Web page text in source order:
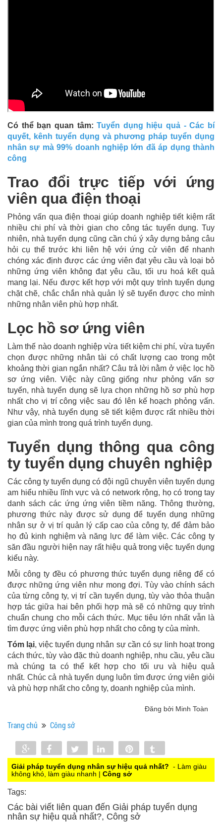
Có thể bạn quan tâm:Tuyển dụng hiệu quả - Các bí
quyết, kênh tuyển dụng và phương pháp tuyển dụng
nhân sự mà 99% doanh nghiệp lớn đã áp dụng thành
công
Trao đổi trực tiếp với ứng
viên qua điện thoại
Phỏng vấn qua điện thoại giúp doanh nghiệp tiết kiệm rất
nhiều chi phí và thời gian cho công tác tuyển dụng. Tuy
nhiên, nhà tuyển dụng cũng cần chú ý xây dựng bảng câu
hỏi cụ thể trước khi liên hệ với ứng cử viên để nhanh
chóng xác định được các ứng viên đạt yêu cầu và loại bỏ
những ứng viên không đạt yêu cầu, tối ưu hoá kết quả
mang lại. Nếu được kết hợp với một quy trình tuyển dụng
chặt chẽ, chắc chắn nhà quản lý sẽ tuyển được cho mình
những nhân viên phù hợp nhất.
Lọc hồ sơ ứng viên
Làm thế nào doanh nghiệp vừa tiết kiệm chi phí, vừa tuyển
chọn được những nhân tài có chất lượng cao trong một
khoảng thời gian ngắn nhất? Câu trả lời nằm ở việc lọc hồ
sơ ứng viên. Việc này cũng giống như phỏng vấn sơ
tuyển, nhà tuyển dụng sẽ lựa chọn những hồ sơ phù hợp
nhất cho vị trí công việc sau đó lên kế hoạch phỏng vấn.
Như vậy, nhà tuyển dụng sẽ tiết kiệm được rất nhiều thời
gian của mình trong quá trình tuyển dụng.
Tuyển dụng thông qua công
ty tuyển dụng chuyên nghiệp
Các công ty tuyển dụng có đội ngũ chuyên viên tuyển dụng
am hiểu nhiều lĩnh vực và có network rộng, họ có trong tay
danh sách các ứng ứng viên tiềm năng. Thông thường,
phương thức này được sử dụng để tuyển dụng những
nhân sự ở vị trí quản lý cấp cao của công ty, để đảm bảo
họ đủ kinh nghiệm và năng lực để làm việc. Các công ty
săn đầu người hiện nay rất hiệu quả trong việc tuyển dụng
kiểu này.
Mỗi công ty đều có phương thức tuyển dụng riêng để có
được những ứng viên như mong đợi. Tùy vào chính sách
của từng công ty, vị trí cần tuyển dụng, tùy vào thỏa thuận
hợp tác giữa hai bên phối hợp mà sẽ có những quy trình
chuẩn chung cho mỗi cách thức. Mục tiêu lớn nhất vẫn là
tìm được ứng viên phù hợp nhất cho công ty của mình.
Tóm lại, việc tuyển dụng nhân sự cần có sự linh hoạt trong
cách thức, tùy vào đặc thù doanh nghiệp, nhu cầu, yêu cầu
mà chúng ta có thể kết hợp cho tối ưu và hiệu quả
nhất. Chúc cả nhà tuyển dụng luôn tìm được ứng viên giỏi
và phù hợp nhất cho công ty, doanh nghiệp của mình.
Đăng bởi Minh Toàn
Trang chủ Công sở
Share Share Tweet Share
0
Giải pháp tuyển dụng nhân sự hiệu quả nhất? - Làm giàu
không khó, làm giàu nhanh | Công sở
Tags:
Các bài viết liên quan đến Giải pháp tuyển dụng
nhân sự hiệu quả nhất?, Công sở